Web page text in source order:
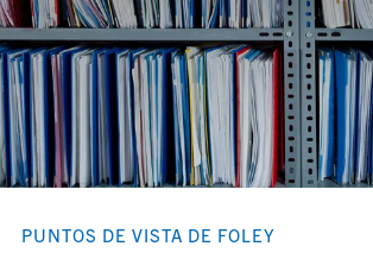
PUNTOS DE VISTA DE FOLEY